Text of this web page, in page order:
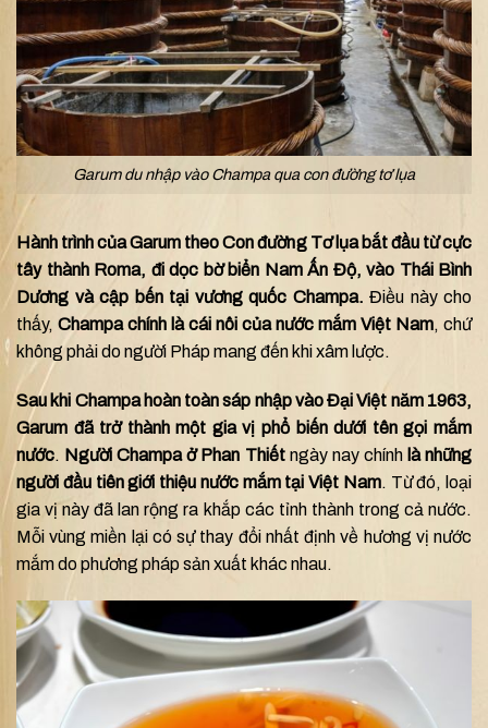
Garum du nhập vào Champa qua con đường tơ lụa
Hành trình của Garum theo Con đường Tơ lụa bắt đầu từ cực
tây thành Roma, đi dọc bờ biển Nam Ấn Độ, vào Thái Bình
Dương và cập bến tại vương quốc Champa. Điều này cho
thấy, Champa chính là cái nôi của nước mắm Việt Nam, chứ
không phải do người Pháp mang đến khi xâm lược.
Sau khi Champa hoàn toàn sáp nhập vào Đại Việt năm 1963,
Garum đã trở thành một gia vị phổ biến dưới tên gọi mắm
nước. Người Champa ở Phan Thiếtngày nay chính là những
người đầu tiên giới thiệu nước mắm tại Việt Nam. Từ đó, loại
gia vị này đã lan rộng ra khắp các tỉnh thành trong cả nước.
Mỗi vùng miền lại có sự thay đổi nhất định về hương vị nước
mắm do phương pháp sản xuất khác nhau.